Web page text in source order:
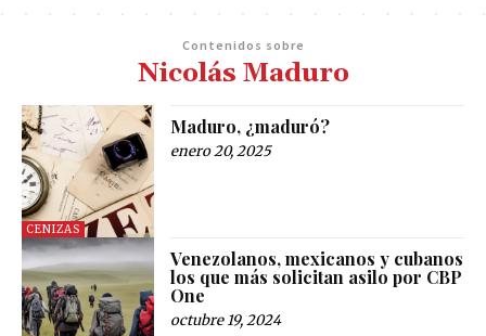
Contenidos sobre
Nicolás Maduro
CENIZAS
Maduro, ¿maduró?
enero 20, 2025
Venezolanos, mexicanos y cubanos
los que más solicitan asilo por CBP
One
octubre 19, 2024